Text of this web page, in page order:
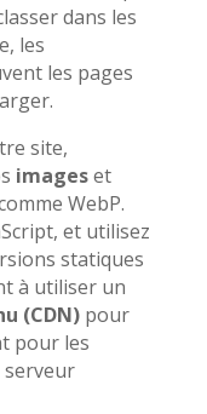
dans les
les
les pages
site,
imageset
WebP.
et utilisez
statiques
à utiliser un
(CDN)pour
pour les